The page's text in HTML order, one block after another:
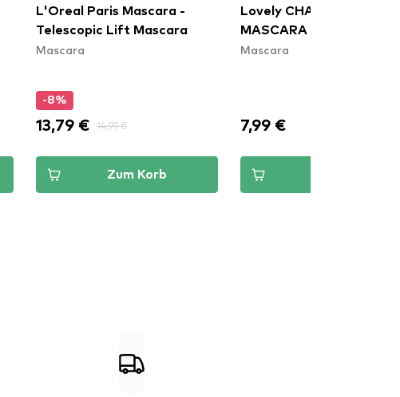
L'Oreal Paris Mascara -
Telescopic Lift Mascara
Mascara
-8%
13,79 € 14,99 €
Zum Korb
Lovely CHARMING EYES
MASCARA
Mascara
7,99 €